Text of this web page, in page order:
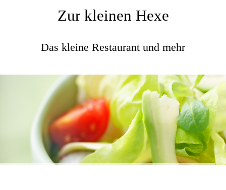
Zur kleinen Hexe
Das kleine Restaurant und mehr